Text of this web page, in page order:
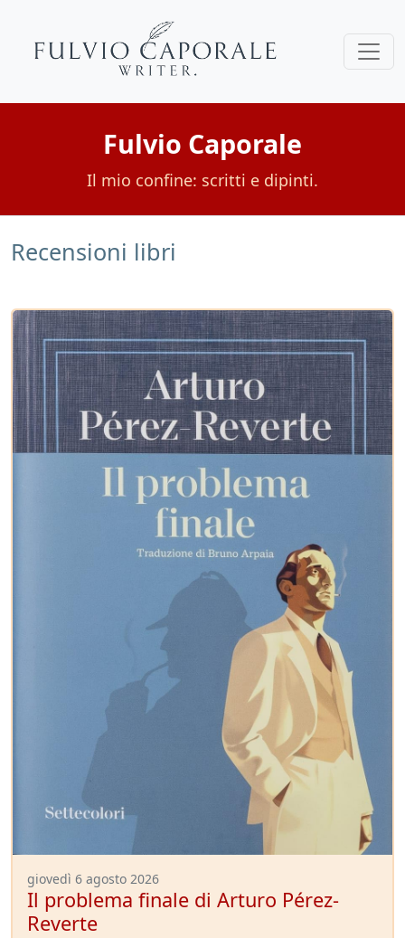
Fulvio Caporale
Il mio confine: scritti e dipinti.
Recensioni libri
giovedì 6 agosto 2026
Il problema finale di Arturo Pérez-
Reverte